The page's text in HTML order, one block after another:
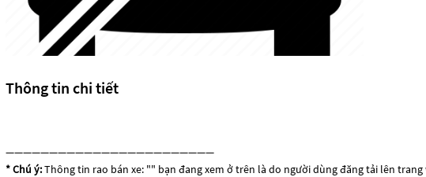
Thông tin chi tiết
————————————————————————
* Chú ý:Thông tin rao bán xe: "" bạn đang xem ở trên là do người dùng đăng tải lên